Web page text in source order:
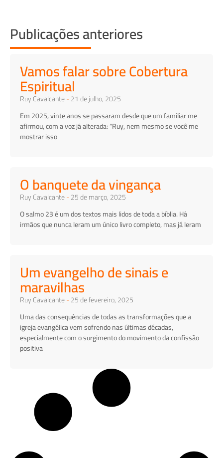
Publicações anteriores
Vamos falar sobre Cobertura
Espiritual
Ruy Cavalcante 21 de julho, 2025
Em 2025, vinte anos se passaram desde que um familiar me
afirmou, com a voz já alterada: “Ruy, nem mesmo se você me
mostrar isso
O banquete da vingança
Ruy Cavalcante 25 de março, 2025
O salmo 23 é um dos textos mais lidos de toda a bíblia. Há
irmãos que nunca leram um único livro completo, mas já leram
Um evangelho de sinais e
maravilhas
Ruy Cavalcante 25 de fevereiro, 2025
Uma das consequências de todas as transformações que a
igreja evangélica vem sofrendo nas últimas décadas,
especialmente com o surgimento do movimento da confissão
positiva